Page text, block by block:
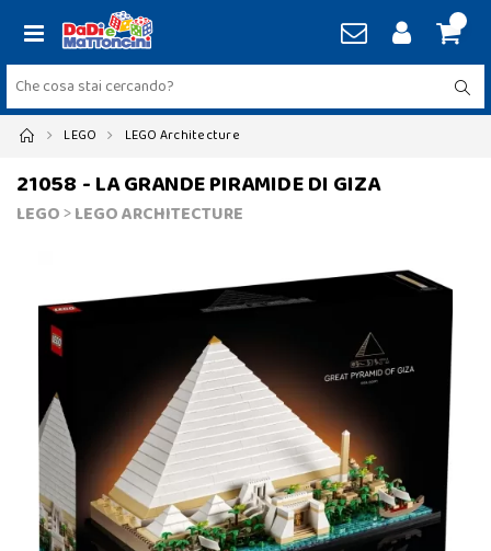
LEGO LEGO Architecture
21058 - LA GRANDE PIRAMIDE DI GIZA
LEGO>LEGO ARCHITECTURE